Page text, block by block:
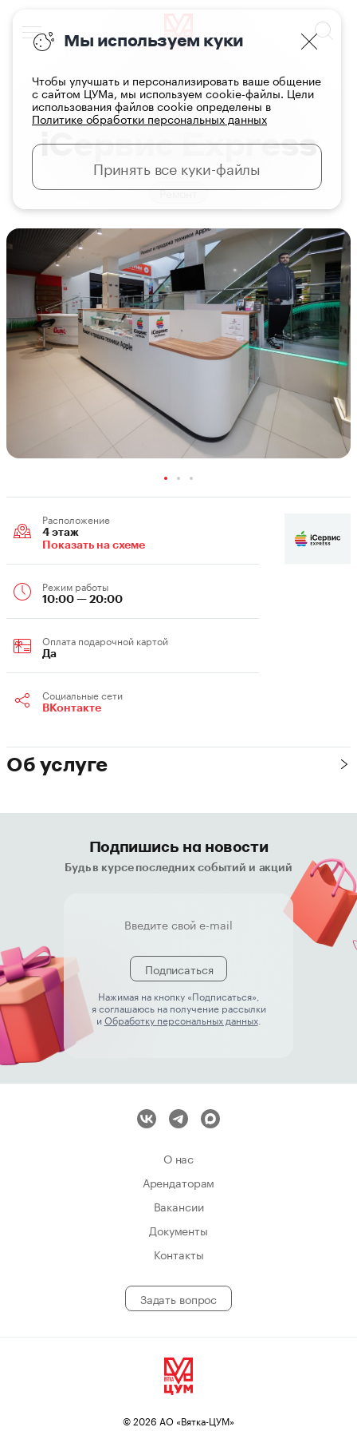
Главная Услуги
iСервис Express
Ремонт
Расположение
4 этаж
Показать на схеме
Режим работы
10:00 — 20:00
Оплата подарочной картой
Да
Социальные сети
ВКонтакте
Об услуге
Подпишись на новости
Будь в курсе последних событий и акций
Подписаться
Нажимая на кнопку «Подписаться»,
я соглашаюсь на получение рассылки
иОбработку персональных данных.
О нас
Арендаторам
Вакансии
Документы
Контакты
Задать вопрос
© 2026 АО «Вятка-ЦУМ»
Мы используем куки
Чтобы улучшать и персонализировать ваше общение
с сайтом ЦУМа, мы используем cookie-файлы. Цели
использования файлов cookie определены в
Политике обработки персональных данных
Принять все куки-файлы